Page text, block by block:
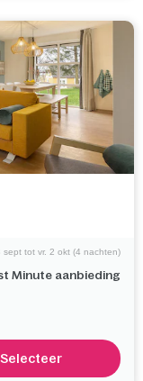
Minute aanbieding
sept tot vr. 2 okt (4 nachten)
Selecteer